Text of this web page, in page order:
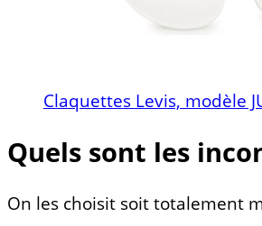
Claquettes Levis, modèle
Quels sont les
On les choisit soit totalement